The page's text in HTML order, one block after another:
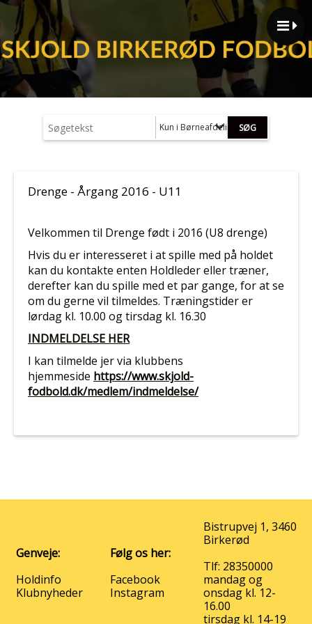
Kun i Børneafdeling (MiniSkjold - U12)
Drenge - Årgang 2016 - U11
Velkommen til Drenge født i 2016 (U8 drenge)
Hvis du er interesseret i at spille med på holdet
kan du kontakte enten Holdleder eller træner,
derefter kan du spille med et par gange, for at se
om du gerne vil tilmeldes. Træningstider er
lørdag kl. 10.00 og tirsdag kl. 16.30
INDMELDELSE HER
I kan tilmelde jer via klubbens
hjemmeside https://www.skjold-
fodbold.dk/medlem/indmeldelse/
Genveje:
Holdinfo
Klubnyheder
Følg os her:
Facebook
Instagram
Bistrupvej 1, 3460
Birkerød
Tlf: 28350000
mandag og
onsdag kl. 12-
16.00
tirsdag kl. 14-19